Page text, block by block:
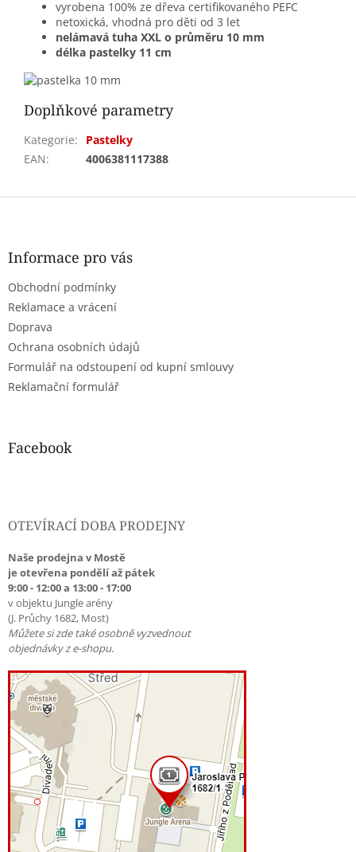
vyrobena 100% ze dřeva certifikovaného PEFC
netoxická, vhodná pro děti od 3 let
nelámavá tuha XXL o průměru 10 mm
délka pastelky 11 cm
Doplňkové parametry
Kategorie:
Pastelky
EAN: 4006381117388
Z
Informace pro vás
Obchodní podmínky
Reklamace a vrácení
Doprava
Ochrana osobních údajů
Formulář na odstoupení od kupní smlouvy
Reklamační formulář
Facebook
OTEVÍRACÍ DOBA PRODEJNY
Naše prodejna v Mostě
je otevřena pondělí až pátek
9:00 - 12:00 a 13:00 - 17:00
v objektu Jungle arény
(J. Průchy 1682, Most)
Můžete si zde také osobně vyzvednout
objednávky z e-shopu.